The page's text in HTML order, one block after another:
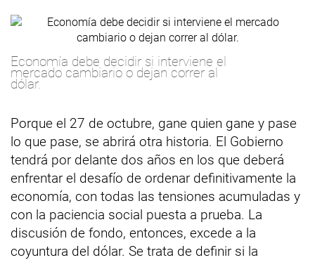
Economía debe decidir si interviene el
mercado cambiario o dejan correr al
dólar.
Porque el 27 de octubre, gane quien gane y pase
lo que pase, se abrirá otra historia. El Gobierno
tendrá por delante dos años en los que deberá
enfrentar el desafío de ordenar definitivamente la
economía, con todas las tensiones acumuladas y
con la paciencia social puesta a prueba. La
discusión de fondo, entonces, excede a la
coyuntura del dólar. Se trata de definir si la